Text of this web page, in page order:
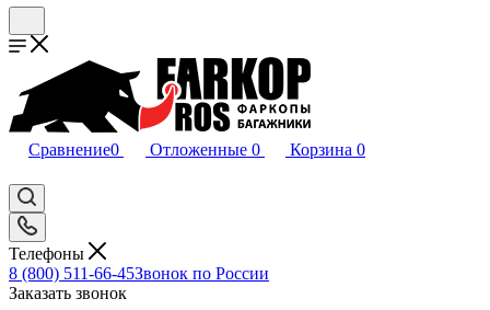
Сравнение0 Отложенные 0 Корзина 0
Телефоны
8 (800) 511-66-45Звонок по России
Заказать звонок